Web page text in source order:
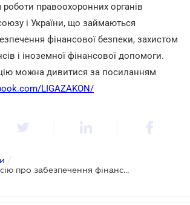
правоохоронних органів
і України, що займаються
фінансової безпеки, захистом
і іноземної фінансової допомоги.
можна дивитися за посиланням
LIGAZAKON/
/
Розпочато дискусію про забезпечення фінансової безпеки